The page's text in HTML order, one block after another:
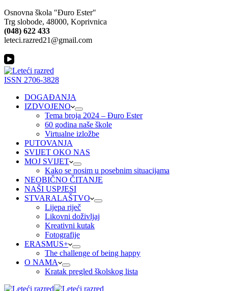
Osnovna škola "Đuro Ester"
Trg slobode, 48000, Koprivnica
(048) 622 433
leteci.razred21@gmail.com
ISSN 2706-3828
DOGAĐANJA
IZDVOJENO
Tema broja 2024 – Đuro Ester
60 godina naše škole
Virtualne izložbe
PUTOVANJA
SVIJET OKO NAS
MOJ SVIJET
Kako se nosim u posebnim situacijama
NEOBIČNO ČITANJE
NAŠI USPJESI
STVARALAŠTVO
Lijepa riječ
Likovni doživljaj
Kreativni kutak
Fotografije
ERASMUS+
The challenge of being happy
O NAMA
Kratak pregled školskog lista